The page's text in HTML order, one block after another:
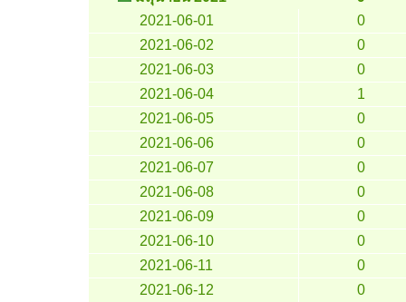
2021-06-01
0
2021-06-02
0
2021-06-03
0
2021-06-04
1
2021-06-05
0
2021-06-06
0
2021-06-07
0
2021-06-08
0
2021-06-09
0
2021-06-10
0
2021-06-11
0
2021-06-12
0